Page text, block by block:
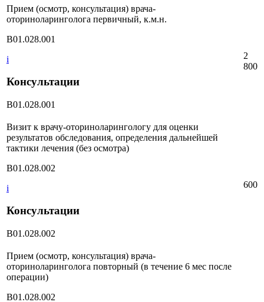
Прием (осмотр, консультация) врача-
оториноларинголога первичный, к.м.н.
B01.028.001
i
Консультации
B01.028.001
2
800
Визит к врачу-оториноларингологу для оценки
результатов обследования, определения дальнейшей
тактики лечения (без осмотра)
B01.028.002
i
Консультации
B01.028.002
600
Прием (осмотр, консультация) врача-
оториноларинголога повторный (в течение 6 мес после
операции)
B01.028.002